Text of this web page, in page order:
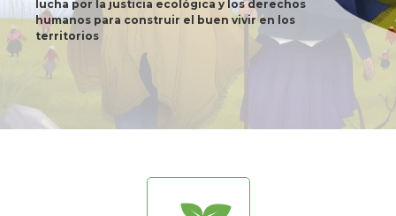
lucha por la justicia ecológica y los derechos
humanos para construir el buen vivir en los
territorios